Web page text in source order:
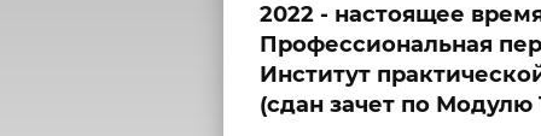
2022 - настоящее
Профессиональная
Институт
(сдан зачет по Модулю